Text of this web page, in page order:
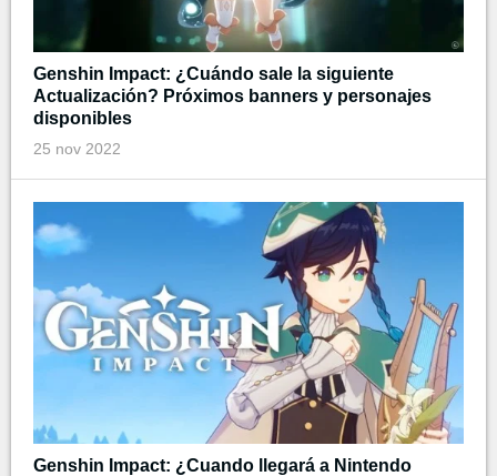
Genshin Impact: ¿Cuándo sale la siguiente
Actualización? Próximos banners y personajes
disponibles
25 nov 2022
Genshin Impact: ¿Cuando llegará a Nintendo